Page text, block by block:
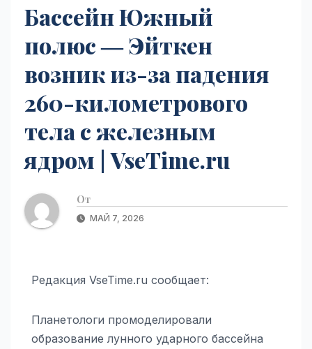
Бассейн Южный
полюс ― Эйткен
возник из-за падения
260-километрового
тела с железным
ядром | VseTime.ru
От
МАЙ 7, 2026
Редакция VseTime.ru сообщает:
Планетологи промоделировали
образование лунного ударного бассейна